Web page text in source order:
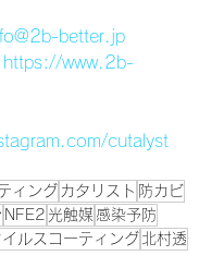
better.jp
https://www.2b-
cutalyst
ィング カタリスト 防カビ
NFE2 光触媒 感染予防
ルスコーティング 北村透